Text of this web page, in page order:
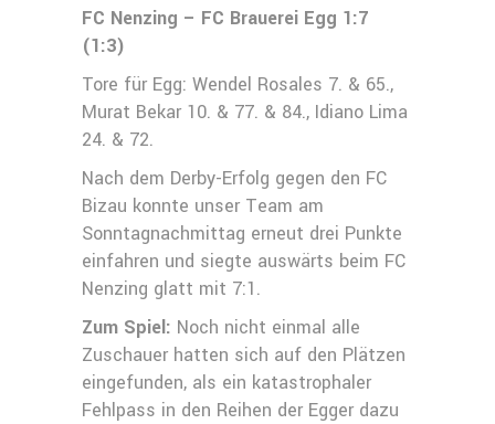
FC Nenzing – FC Brauerei Egg 1:7
(1:3)
Tore für Egg: Wendel Rosales 7. & 65.,
Murat Bekar 10. & 77. & 84., Idiano Lima
24. & 72.
Nach dem Derby-Erfolg gegen den FC
Bizau konnte unser Team am
Sonntagnachmittag erneut drei Punkte
einfahren und siegte auswärts beim FC
Nenzing glatt mit 7:1.
Zum Spiel: Noch nicht einmal alle
Zuschauer hatten sich auf den Plätzen
eingefunden, als ein katastrophaler
Fehlpass in den Reihen der Egger dazu